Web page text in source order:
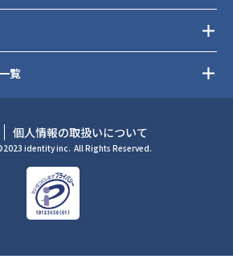
覧
個人情報の取扱いについて
identity inc. All Rights Reserved.